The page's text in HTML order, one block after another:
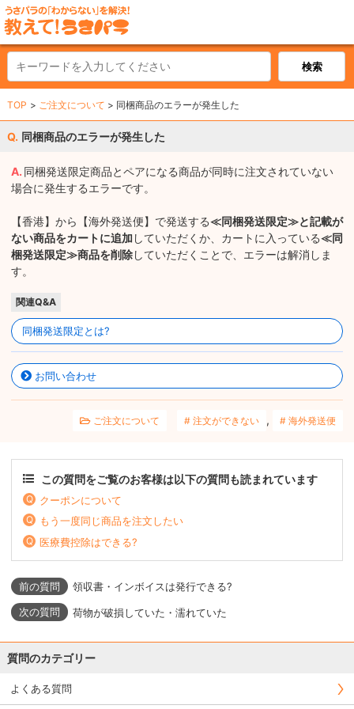
TOP ご注文について 同梱商品のエラーが発生した
同梱商品のエラーが発生した
同梱発送限定商品とペアになる商品が同時に注文されていない
場合に発生するエラーです。
【香港】から【海外発送便】で発送する≪同梱発送限定≫と記載が
ない商品をカートに追加 していただくか、カートに入っている≪同
梱発送限定≫商品を削除していただくことで、エラーは解消しま
す。
関連Q&A
同梱発送限定とは?
お問い合わせ
ご注文について 注文ができない , 海外発送便
この質問をご覧のお客様は以下の質問も読まれています
クーポンについて
もう一度同じ商品を注文したい
医療費控除はできる?
領収書・インボイスは発行できる?
荷物が破損していた・濡れていた
質問のカテゴリー
よくある質問